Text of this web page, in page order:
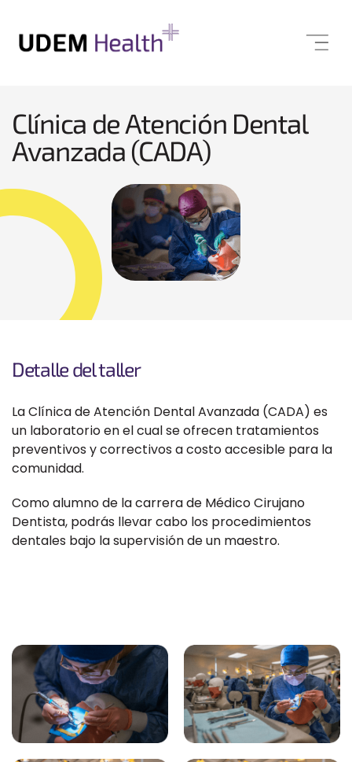
Clínica de Atención Dental
Avanzada (CADA)
Detalle del taller
La Clínica de Atención Dental Avanzada (CADA) es
un laboratorio en el cual se ofrecen tratamientos
preventivos y correctivos a costo accesible para la
comunidad.
Como alumno de la carrera de Médico Cirujano
Dentista, podrás llevar cabo los procedimientos
dentales bajo la supervisión de un maestro.